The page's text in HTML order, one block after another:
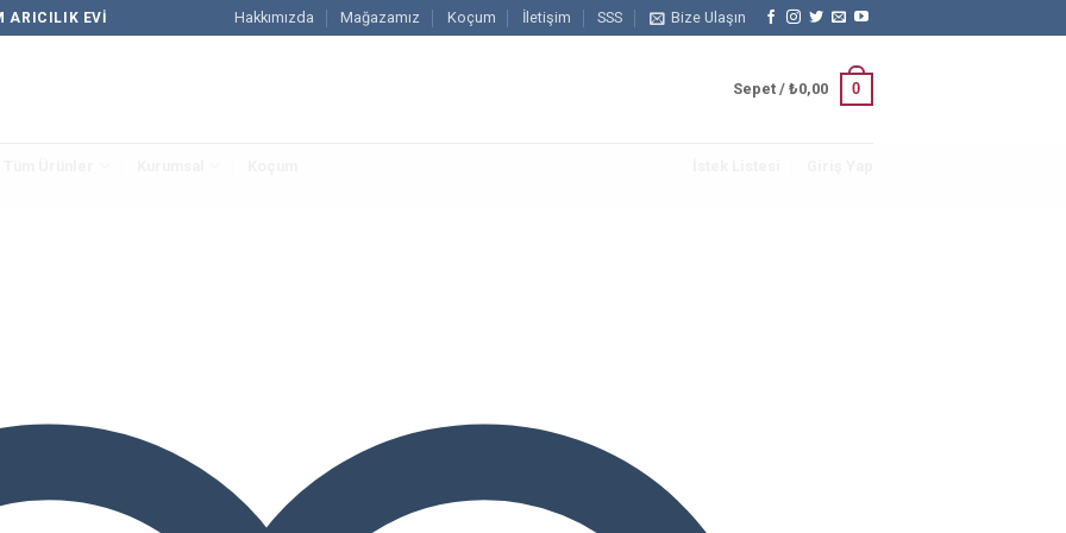
ARICILIK EVI Hakkımızda Mağazamız Koçum İletişim SSS Bize Ulaşın
Sepet / ₺0,00 0